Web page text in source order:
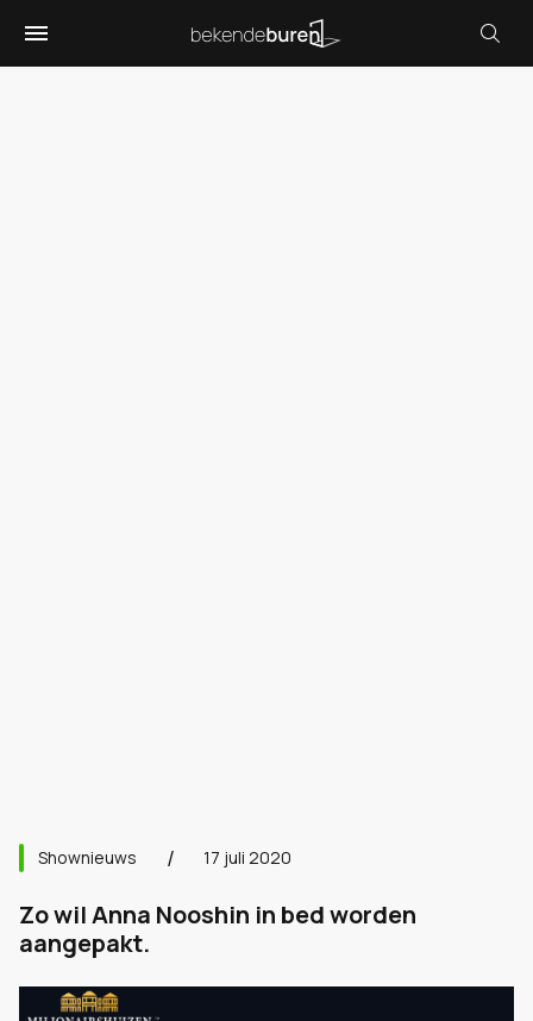
Shownieuws 17 juli 2020
Zo wil Anna Nooshin in bed worden
aangepakt.